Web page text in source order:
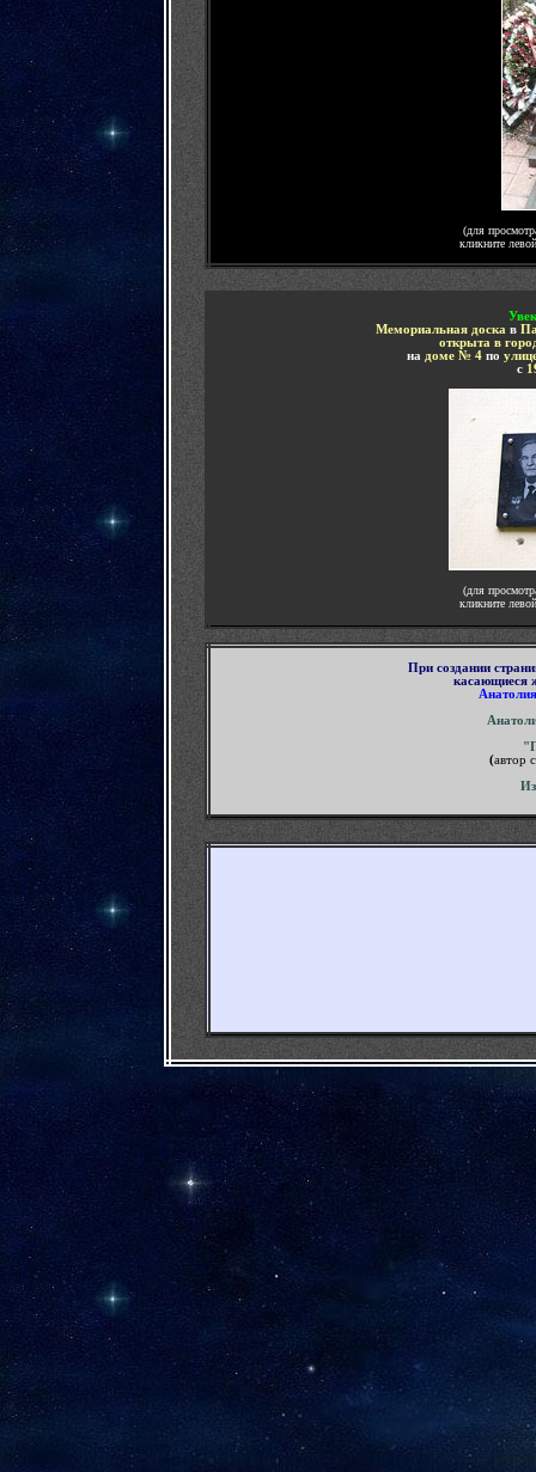
(для
кликните
Мемориальная доска в
открыта в
на доме № 4 по
с
(для
кликните
При создании
касающиеся
(автор